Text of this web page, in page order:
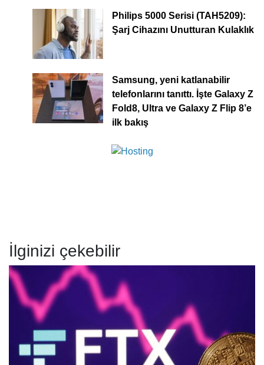
Philips 5000 Serisi (TAH5209):
Şarj Cihazını Unutturan Kulaklık
Samsung, yeni katlanabilir
telefonlarını tanıttı. İşte Galaxy Z
Fold8, Ultra ve Galaxy Z Flip 8’e
ilk bakış
İlginizi çekebilir